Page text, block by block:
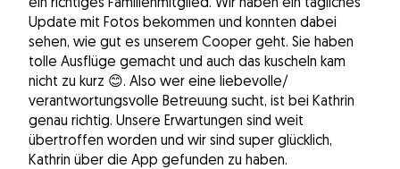
Update mit Fotos bekommen und konnten dabei
sehen, wie gut es unserem Cooper geht. Sie haben
tolle Ausflüge gemacht und auch das kuscheln kam
nicht zu kurz 😊. Also wer eine liebevolle/
verantwortungsvolle Betreuung sucht, ist bei Kathrin
genau richtig. Unsere Erwartungen sind weit
übertroffen worden und wir sind super glücklich,
Kathrin über die App gefunden zu haben.